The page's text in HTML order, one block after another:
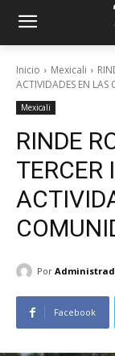
Inicio Mexicali
ACTIVIDADES EN LAS
Mexicali
RINDE
TERCER
Por
Facebook